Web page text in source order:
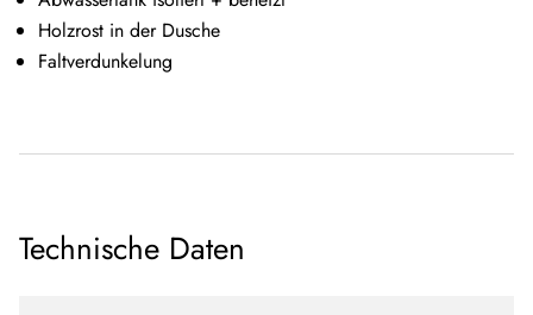
Holzrost in der Dusche
Faltverdunkelung
Technische Daten